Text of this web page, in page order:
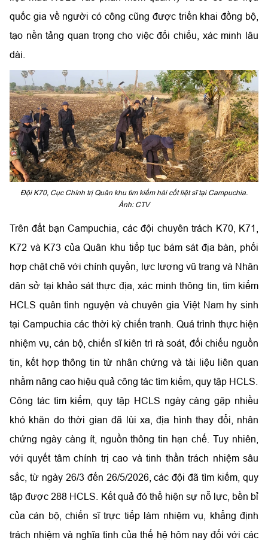
quốc gia về người có công cũng được triển khai đồng bộ,
tạo nền tảng quan trọng cho việc đối chiếu, xác minh lâu
dài.
Đội K70, Cục Chính trị Quân khu tìm kiếm hài cốt liệt sĩ tại Campuchia.
Ảnh: CTV
Trên đất bạn Campuchia, các đội chuyên trách K70, K71,
K72 và K73 của Quân khu tiếp tục bám sát địa bàn, phối
hợp chặt chẽ với chính quyền, lực lượng vũ trang và Nhân
dân sở tại khảo sát thực địa, xác minh thông tin, tìm kiếm
HCLS quân tình nguyện và chuyên gia Việt Nam hy sinh
tại Campuchia các thời kỳ chiến tranh. Quá trình thực hiện
nhiệm vụ, cán bộ, chiến sĩ kiên trì rà soát, đối chiếu nguồn
tin, kết hợp thông tin từ nhân chứng và tài liệu liên quan
nhằm nâng cao hiệu quả công tác tìm kiếm, quy tập HCLS.
Công tác tìm kiếm, quy tập HCLS ngày càng gặp nhiều
khó khăn do thời gian đã lùi xa, địa hình thay đổi, nhân
chứng ngày càng ít, nguồn thông tin hạn chế. Tuy nhiên,
với quyết tâm chính trị cao và tinh thần trách nhiệm sâu
sắc, từ ngày 26/3 đến 26/5/2026, các đội đã tìm kiếm, quy
tập được 288 HCLS. Kết quả đó thể hiện sự nỗ lực, bền bỉ
của cán bộ, chiến sĩ trực tiếp làm nhiệm vụ, khẳng định
trách nhiệm và nghĩa tình của thế hệ hôm nay đối với các